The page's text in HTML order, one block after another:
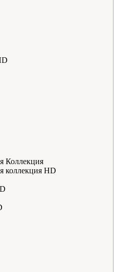
Коллекция
коллекция HD